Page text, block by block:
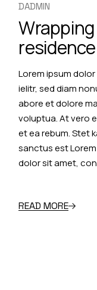
DADMIN
Lorem ipsum
ielitr, sed diam
abore et dolore
voluptua. At vero
et ea rebum. Stet
sanctus est
dolor sit amet,
READ MORE